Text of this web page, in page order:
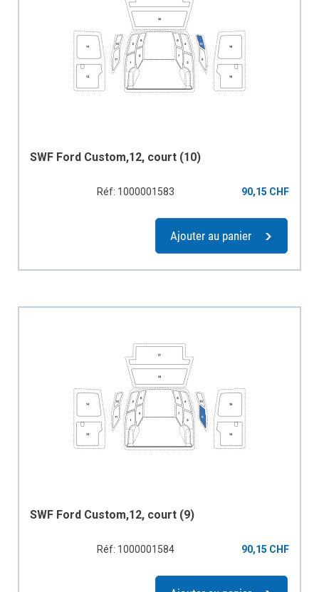
SWF Ford Custom,12, court (10)
Réf: 1000001583 90,15 CHF
Ajouter au panier
SWF Ford Custom,12, court (9)
Réf: 1000001584 90,15 CHF